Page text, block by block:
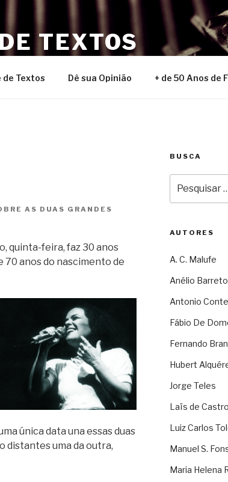
TEXTOS
de Textos Dê sua Opinião + de 50 Anos de
AS DUAS GRANDES
quinta-feira, faz 30 anos
70 anos do nascimento de
única data una essas duas
distantes uma da outra,
BUSCA
por:
AUTORES
A. C. Malufe
Anélio Barreto
Antonio
Fábio De
Fernando
Hubert
Jorge Teles
Laïs de Castro
Luiz Carlos
Manuel S.
Maria Helena